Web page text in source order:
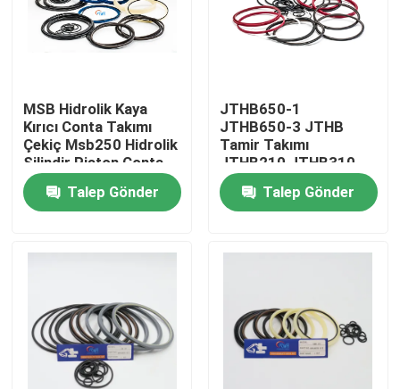
Hakkımızda
Kalite kontrol
Bize Ulaşın
Vakalar
Hidrolik Kırıcı Conta Takımı
MSB Hidrolik Kaya
Kırıcı Conta Takımı
Çekiç Msb250 Hidrolik
Silindir Piston Conta
Takımı
Talep Gönder
JTHB650-1
JTHB650-3 JTHB
Tamir Takımı
JTHB210 JTHB310
JTHB350 JTHB450
JTHB650 Ekskavatör
Yedek Parçaları İçin
Talep Gönder